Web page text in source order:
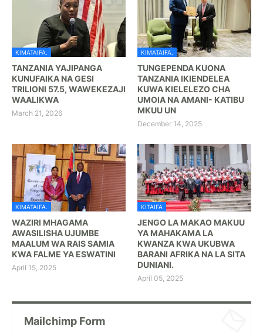
KIMATAIFA.
TANZANIA YAJIPANGA
KUNUFAIKA NA GESI
TRILIONI 57.5, WAWEKEZAJI
WAALIKWA
March 21, 2026
KIMATAIFA.
TUNGEPENDA KUONA
TANZANIA IKIENDELEA
KUWA KIELELEZO CHA
UMOIA NA AMANI- KATIBU
MKUU UN
December 14, 2025
KIMATAIFA.
WAZIRI MHAGAMA
AWASILISHA UJUMBE
MAALUM WA RAIS SAMIA
KWA FALME YA ESWATINI
April 15, 2025
KITAIFA
JENGO LA MAKAO MAKUU
YA MAHAKAMA LA
KWANZA KWA UKUBWA
BARANI AFRIKA NA LA SITA
DUNIANI.
April 05, 2025
Mailchimp Form